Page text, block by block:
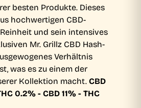
besten Produkte. Dieses
hochwertigen CBD-
und sein intensives
Mr. Grillz CBD Hash-
Verhältnis
was es zu einem der
Kollektion macht.CBD
0.2% - CBD 11% - THC